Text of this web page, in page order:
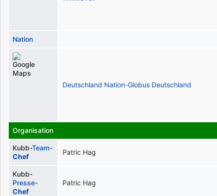
Nation
Deutschland Nation-Globus Deutschland
Organisation
Kubb-Team-
Chef
Patric Hag
Kubb-
Presse-
Chef
Patric Hag